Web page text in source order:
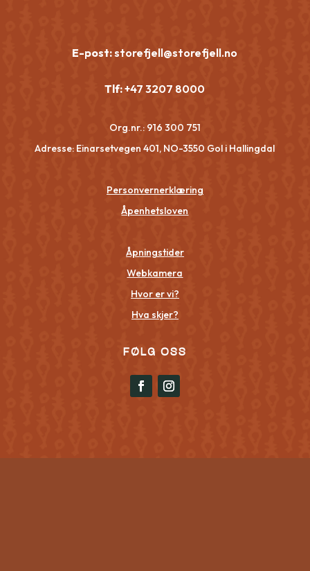
E-post:storefjell@storefjell.no
Tlf:+47 3207 8000
Org.nr.: 916 300 751
Adresse: Einarsetvegen 401, NO-3550 Gol i Hallingdal
Personvernerklæring
Åpenhetsloven
Åpningstider
Webkamera
Hvor er vi?
Hva skjer?
FØLG OSS